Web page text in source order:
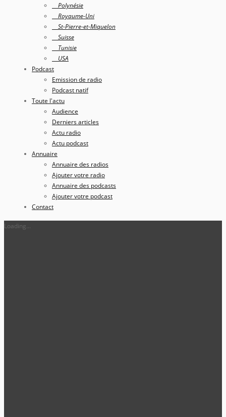
Polynésie
Royaume-Uni
St-Pierre-et-Miquelon
Suisse
Tunisie
USA
Podcast
Emission de radio
Podcast natif
Toute l'actu
Audience
Derniers articles
Actu radio
Actu podcast
Annuaire
Annuaire des radios
Ajouter votre radio
Annuaire des podcasts
Ajouter votre podcast
Contact
Loading...